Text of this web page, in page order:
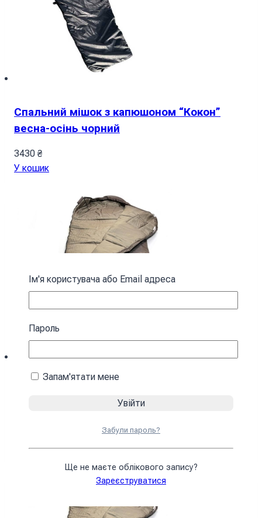
Спальний мішок з капюшоном “Кокон”
весна-осінь чорний
3430 ₴
У кошик
зимовий коричневий
У кошик
Ім'я користувача або Email адреса
Пароль
Запам'ятати мене
Забули пароль?
Ще не маєте облікового запису?
Зареєструватися